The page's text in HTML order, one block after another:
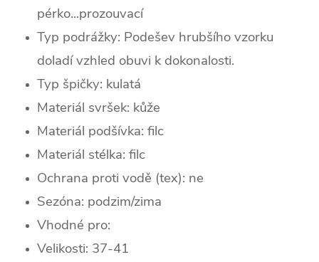
pérko...prozouvací
Typ podrážky: Podešev hrubšího vzorku
doladí vzhled obuvi k dokonalosti.
Typ špičky: kulatá
Materiál svršek: kůže
Materiál podšívka: filc
Materiál stélka: filc
Ochrana proti vodě (tex): ne
Sezóna: podzim/zima
Vhodné pro:
Velikosti: 37-41